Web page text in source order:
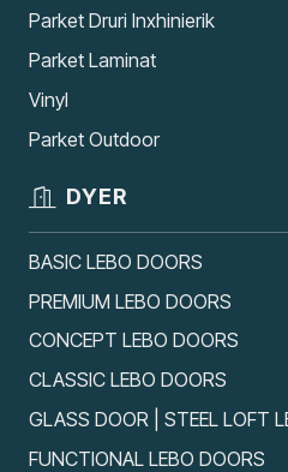
Parket Druri Inxhinierik
Parket Laminat
Vinyl
Parket Outdoor
DYER
BASIC LEBO DOORS
PREMIUM LEBO DOORS
CONCEPT LEBO DOORS
CLASSIC LEBO DOORS
GLASS DOOR | STEEL LOFT
FUNCTIONAL LEBO DOORS